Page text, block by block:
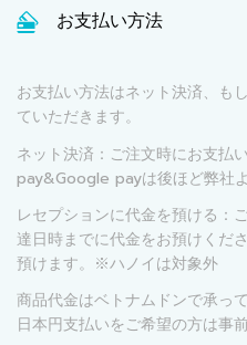
お支払い方法
お支払い方法はネット決済、も
ていただきます。
ネット決済：ご注文時にお支払
pay&Google payは後ほど弊社
レセプションに代金を預ける：
達日時までに代金をお預けくだ
預けます。※ハノイは対象外
商品代金はベトナムドンで承っ
日本円支払いをご希望の方は事